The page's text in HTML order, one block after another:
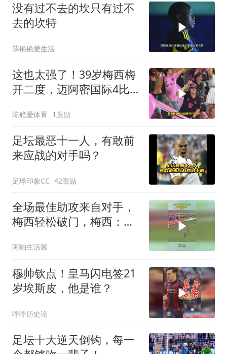
没有过不去的坎只有过不
去的坎特
薛艳艳爱生活
这也太强了！39岁梅西梅
开二度，迈阿密国际4比2
陈赩爱体育 1跟贴
足坛最恶十一人，有敢前
来应战的对手吗？
足球印象CC 42跟贴
全场最佳助攻来自对手，
梅西轻松破门，梅西：谢
阿帕生活酱
穆帅钦点！皇马闪电签21
岁埃斯皮，他是谁？
呼呼历史论
足坛十大逆天倒钩，每一